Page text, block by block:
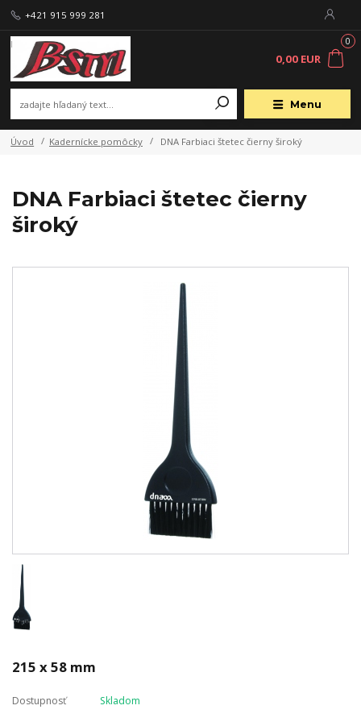
Menu
+421 915 999 281
0
0,00 EUR
Úvod Kadernícke pomôcky DNA Farbiaci štetec čierny široký
DNA Farbiaci štetec čierny
široký
215 x 58 mm
Dostupnosť Skladom